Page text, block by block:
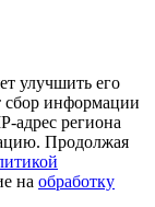
улучшить его
сбор информации
адрес региона
Продолжая
на обработку